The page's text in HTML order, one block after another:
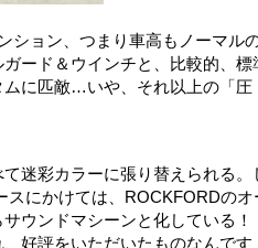
ション、つまり車高もノーマル
ード＆ウインチと、比較的、標
ムに匹敵…いや、それ以上の「圧
迷彩カラーに張り替えられる。
スにかけては、ROCKFORDのオ
ウンドマシーンと化している！
好評をいただいたものなんです